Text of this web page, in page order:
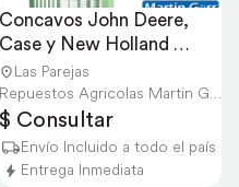
Concavos John Deere,
Case y New Holland
Consúltanos
Las Parejas
Repuestos Agricolas Martin Gorr S.R.L.
$ Consultar
Envío Incluido a todo el país
Entrega Inmediata